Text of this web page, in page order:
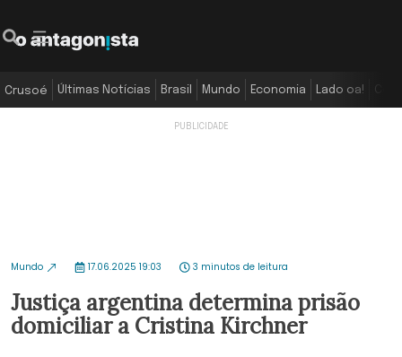
Crusoé Últimas Notícias Brasil Mundo Economia Lado oa!
Mundo 17.06.2025 19:03 3 minutos de leitura
Justiça argentina determina prisão
domiciliar a Cristina Kirchner